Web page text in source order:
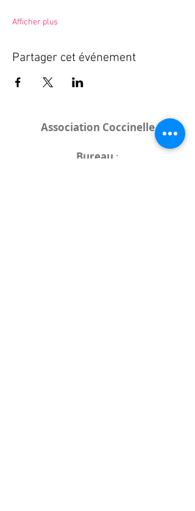
Afficher plus
Partager cet événement
Association Coccinelle
Bureau :